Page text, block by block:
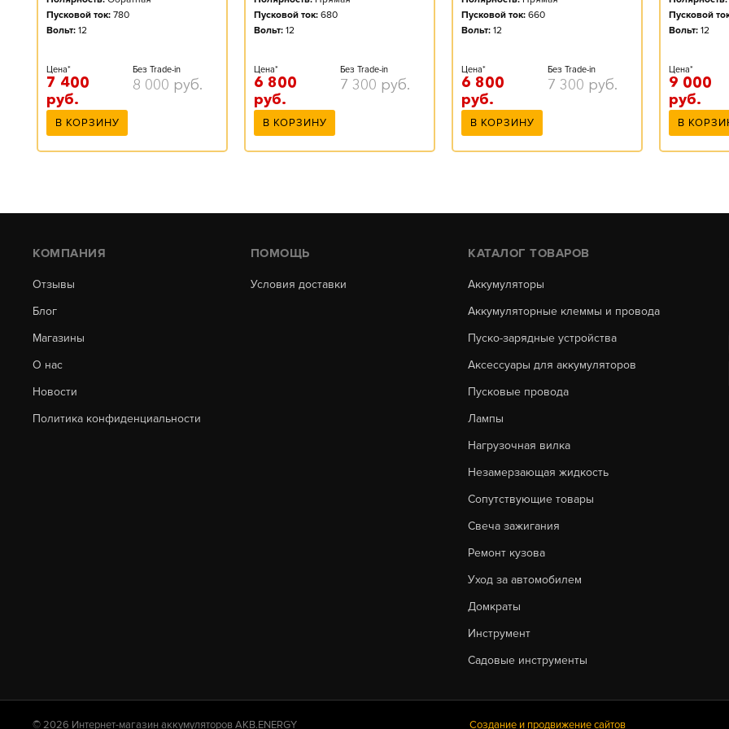
Пусковой ток: 780
Вольт: 12
Цена*
7 400
руб.
Без Trade-in
8 000 руб.
В КОРЗИНУ
Пусковой ток: 680
Вольт: 12
Цена*
6 800
руб.
Без Trade-in
7 300 руб.
В КОРЗИНУ
Пусковой ток: 660
Вольт: 12
Цена*
6 800
руб.
Без Trade-in
7 300 руб.
В КОРЗИНУ
Пусковой
Вольт: 12
Цена*
9 000
руб.
В
КОМПАНИЯ
Отзывы
Блог
Магазины
О нас
Новости
Политика конфиденциальности
ПОМОЩЬ
Условия доставки
КАТАЛОГ ТОВАРОВ
Аккумуляторы
Аккумуляторные клеммы и провода
Пуско-зарядные устройства
Аксессуары для аккумуляторов
Пусковые провода
Лампы
Нагрузочная вилка
Незамерзающая жидкость
Сопутствующие товары
Свеча зажигания
Ремонт кузова
Уход за автомобилем
Домкраты
Инструмент
Садовые инструменты
© 2026 Интернет-магазин аккумуляторов AKB.ENERGY Создание и продвижение сайтов